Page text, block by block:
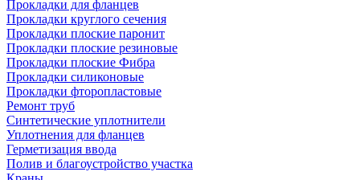
Прокладки для фланцев
Прокладки круглого сечения
Прокладки плоские паронит
Прокладки плоские резиновые
Прокладки плоские Фибра
Прокладки силиконовые
Прокладки фторопластовые
Ремонт труб
Синтетические уплотнители
Уплотнения для фланцев
Герметизация ввода
Полив и благоустройство участка